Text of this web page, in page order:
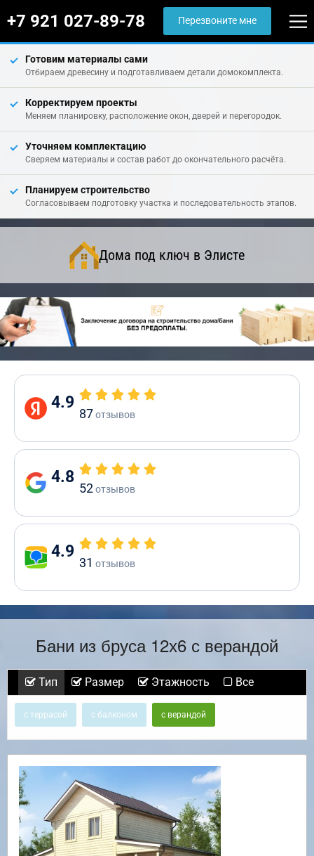
+7 921 027-89-78 Перезвоните мне
Готовим материалы сами
Отбираем древесину и подготавливаем детали домокомплекта.
Корректируем проекты
Меняем планировку, расположение окон, дверей и перегородок.
Уточняем комплектацию
Сверяем материалы и состав работ до окончательного расчёта.
Планируем строительство
Согласовываем подготовку участка и последовательность этапов.
Дома под ключ в Элисте
4.9
87отзывов
4.8
52отзывов
4.9
31 отзывов
Бани из бруса 12х6 с верандой
Тип Размер Этажность Все
с террасой с балконом с верандой